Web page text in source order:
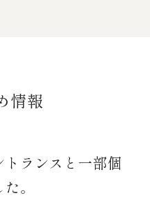
情報
ランスと一部個
。